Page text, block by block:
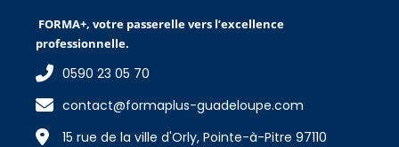
FORMA+, votre passerelle vers l’excellence
professionnelle.
0590 23 05 70
contact@formaplus-guadeloupe.com
15 rue de la ville d'Orly, Pointe-à-Pitre 97110